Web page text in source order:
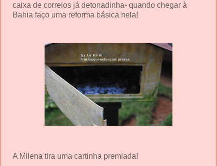
caixa de correios já detonadinha- quando chegar à
Bahia faço uma reforma básica nela!
A Milena tira uma cartinha premiada!